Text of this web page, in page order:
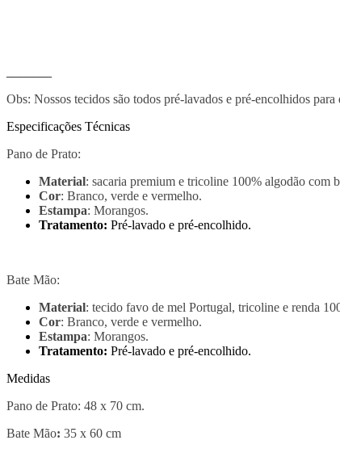
Obs: Nossos tecidos são todos pré-lavados e pré-encolhidos
Especificações Técnicas
Pano de Prato:
Material: sacaria premium e tricoline 100% algodão com
Cor: Branco, verde e vermelho.
Estampa: Morangos.
Tratamento: Pré-lavado e pré-encolhido.
Bate Mão:
Material: tecido favo de mel Portugal, tricoline e renda
Cor: Branco, verde e vermelho.
Estampa: Morangos.
Tratamento: Pré-lavado e pré-encolhido.
Medidas
Pano de Prato: 48 x 70 cm.
Bate Mão: 35 x 60 cm